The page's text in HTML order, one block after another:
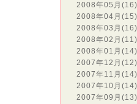
2008年05月 (16)
2008年04月 (15)
2008年03月 (16)
2008年02月 (11)
2008年01月 (14)
2007年12月 (12)
2007年11月 (14)
2007年10月 (14)
2007年09月 (13)